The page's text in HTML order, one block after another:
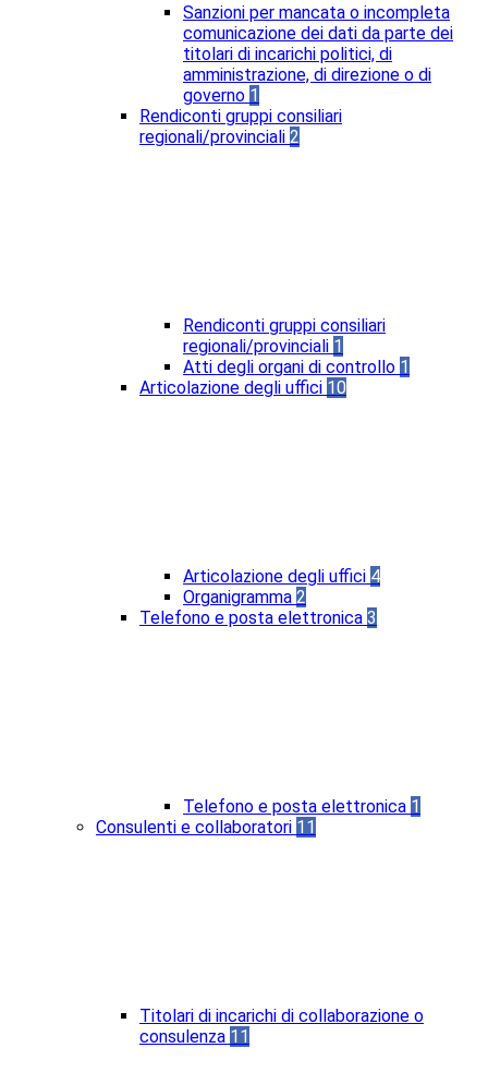
Sanzioni per mancata o incompleta
comunicazione dei dati da parte dei
titolari di incarichi politici, di
amministrazione, di direzione o di
governo 1
Rendiconti gruppi consiliari
regionali/provinciali 2
Rendiconti gruppi consiliari
regionali/provinciali 1
Atti degli organi di controllo 1
Articolazione degli uffici 10
Articolazione degli uffici 4
Organigramma 2
Telefono e posta elettronica 3
Telefono e posta elettronica 1
Consulenti e collaboratori 11
Titolari di incarichi di collaborazione o
consulenza 11